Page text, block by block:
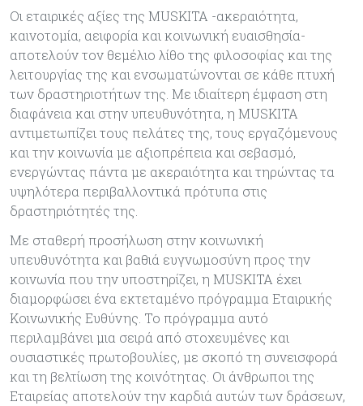
Οι εταιρικές αξίες της MUSKITA -ακεραιότητα,
καινοτομία, αειφορία και κοινωνική ευαισθησία-
αποτελούν τον θεμέλιο λίθο της φιλοσοφίας και της
λειτουργίας της και ενσωματώνονται σε κάθε πτυχή
των δραστηριοτήτων της. Με ιδιαίτερη έμφαση στη
διαφάνεια και στην υπευθυνότητα, η MUSKITA
αντιμετωπίζει τους πελάτες της, τους εργαζόμενους
και την κοινωνία με αξιοπρέπεια και σεβασμό,
ενεργώντας πάντα με ακεραιότητα και τηρώντας τα
υψηλότερα περιβαλλοντικά πρότυπα στις
δραστηριότητές της.
Με σταθερή προσήλωση στην κοινωνική
υπευθυνότητα και βαθιά ευγνωμοσύνη προς την
κοινωνία που την υποστηρίζει, η MUSKITA έχει
διαμορφώσει ένα εκτεταμένο πρόγραμμα Εταιρικής
Κοινωνικής Ευθύνης. Το πρόγραμμα αυτό
περιλαμβάνει μια σειρά από στοχευμένες και
ουσιαστικές πρωτοβουλίες, με σκοπό τη συνεισφορά
και τη βελτίωση της κοινότητας. Οι άνθρωποι της
Εταιρείας αποτελούν την καρδιά αυτών των δράσεων,